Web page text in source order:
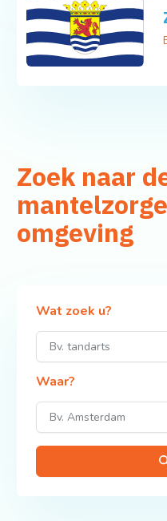
Zoek naar
omgeving
Wat zoek u?
Waar?